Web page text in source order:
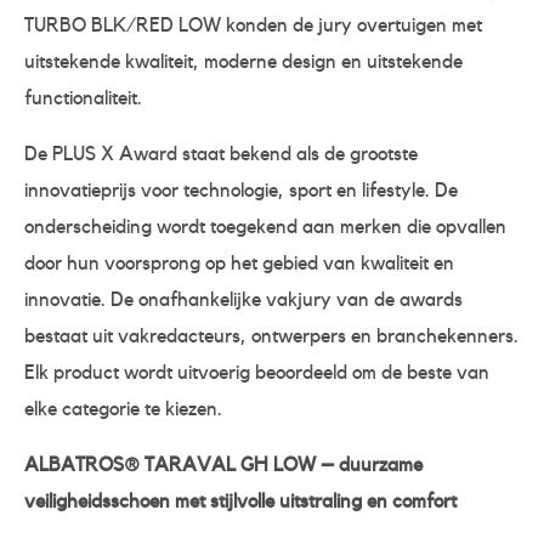
TURBO BLK/RED LOW konden de jury overtuigen met
uitstekende kwaliteit, moderne design en uitstekende
functionaliteit.
De PLUS X Award staat bekend als de grootste
innovatieprijs voor technologie, sport en lifestyle. De
onderscheiding wordt toegekend aan merken die opvallen
door hun voorsprong op het gebied van kwaliteit en
innovatie. De onafhankelijke vakjury van de awards
bestaat uit vakredacteurs, ontwerpers en branchekenners.
Elk product wordt uitvoerig beoordeeld om de beste van
elke categorie te kiezen.
ALBATROS® TARAVAL GH LOW – duurzame
veiligheidsschoen met stijlvolle uitstraling en comfort